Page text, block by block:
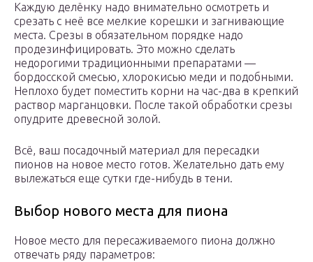
Каждую делёнку надо внимательно осмотреть и
срезать с неё все мелкие корешки и загнивающие
места. Срезы в обязательном порядке надо
продезинфицировать. Это можно сделать
недорогими традиционными препаратами —
бордосской смесью, хлорокисью меди и подобными.
Неплохо будет поместить корни на час-два в крепкий
раствор марганцовки. После такой обработки срезы
опудрите древесной золой.
Всё, ваш посадочный материал для пересадки
пионов на новое место готов. Желательно дать ему
вылежаться еще сутки где-нибудь в тени.
Выбор нового места для пиона
Новое место для пересаживаемого пиона должно
отвечать ряду параметров: